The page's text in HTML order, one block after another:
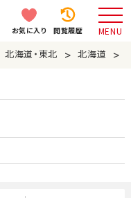
お気に入り 閲覧履歴 MENU
北海道・東北 > 北海道 >